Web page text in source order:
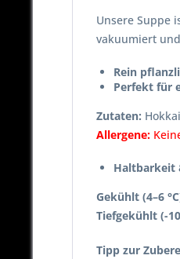
Unsere Suppe
vakuumiert
Rein
Perfekt für
Zutaten:
Allergene:
Haltbarkeit
Gekühlt (4–6
Tiefgekühlt (-
Tipp zur